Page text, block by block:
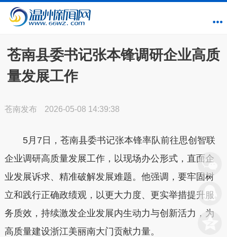
苍南县委书记张本锋调研企业高质
量发展工作
苍南发布 2026-05-08 14:39:38
5月7日，苍南县委书记张本锋率队前往思创智联
企业调研高质量发展工作，以现场办公形式，直面企
业发展诉求、精准破解发展难题。他强调，要牢固树
立和践行正确政绩观，以更大力度、更实举措提升服
务质效，持续激发企业发展内生动力与创新活力，为
高质量建设浙江美丽南大门贡献力量。